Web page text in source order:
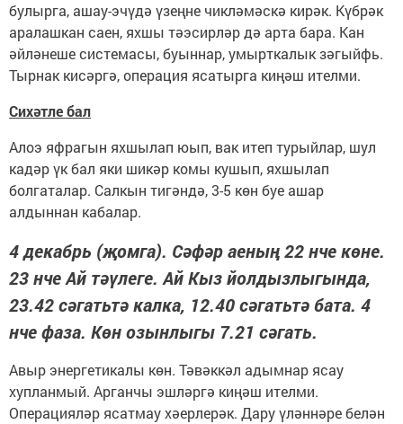
булырга, ашау-эчүдә үзеңне чикләмәскә кирәк. Күбрәк
аралашкан саен, яхшы тәэсирләр дә арта бара. Кан
әйләнеше системасы, буыннар, умырткалык зәгыйфь.
Тырнак кисәргә, операция ясатырга киңәш ителми.
Сихәтле бал
Алоэ яфрагын яхшылап юып, вак итеп турыйлар, шул
кадәр үк бал яки шикәр комы кушып, яхшылап
болгаталар. Салкын тигәндә, 3-5 көн буе ашар
алдыннан кабалар.
4 декабрь (җомга). Сәфәр аеның 22 нче көне.
23 нче Ай тәүлеге. Ай Кыз йолдызлыгында,
23.42 сәгатьтә калка, 12.40 сәгатьтә бата. 4
нче фаза. Көн озынлыгы 7.21 сәгать.
Авыр энергетикалы көн. Тәвәккәл адымнар ясау
хупланмый. Арганчы эшләргә киңәш ителми.
Операцияләр ясатмау хәерлерәк. Дару үләннәре белән